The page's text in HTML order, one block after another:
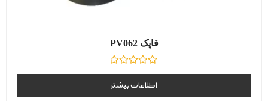
قاپک PV062
0
از
5
اطلاعات بیشتر